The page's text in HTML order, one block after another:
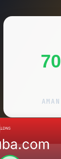
70
AMAN